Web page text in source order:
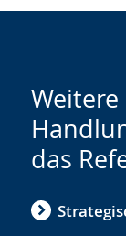
Weitere
das